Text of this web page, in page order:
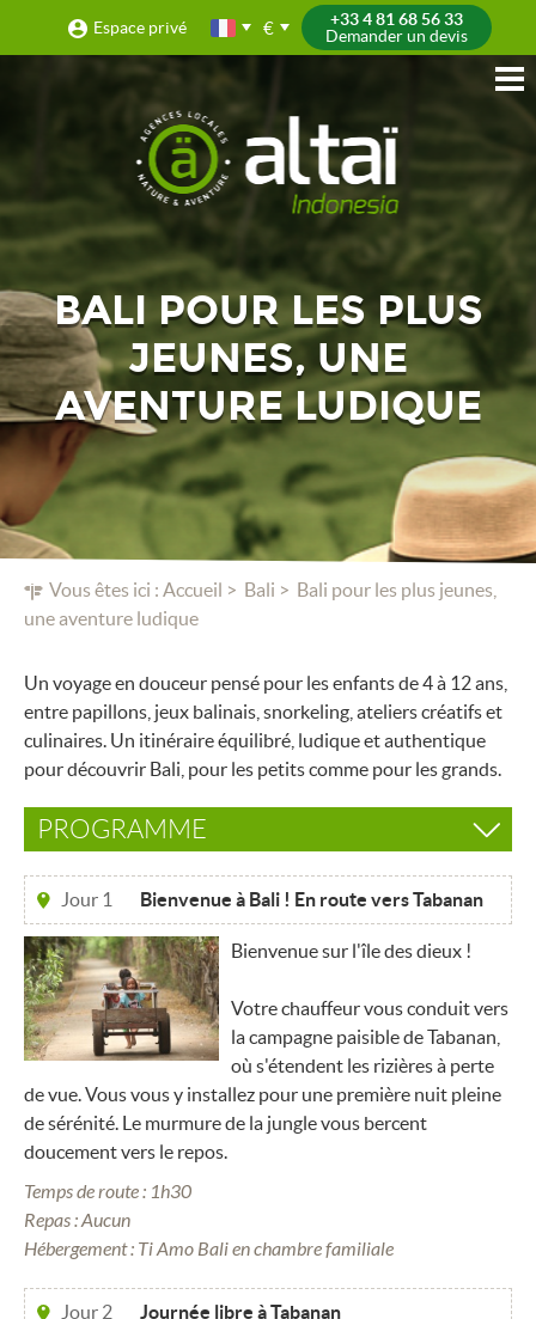
Espace privé €
+33 4 81 68 56 33
Demander un devis
Vous êtes ici : Accueil Bali
Bali pour les plus jeunes,
une aventure ludique
BALI POUR LES PLUS
JEUNES, UNE
AVENTURE LUDIQUE
Un voyage en douceur pensé pour les enfants de 4 à 12 ans,
entre papillons, jeux balinais, snorkeling, ateliers créatifs et
culinaires. Un itinéraire équilibré, ludique et authentique
pour découvrir Bali, pour les petits comme pour les grands.
PROGRAMME
Jour 1 Bienvenue à Bali ! En route vers Tabanan
Bienvenue sur l'île des dieux !
Votre chauffeur vous conduit vers
la campagne paisible de Tabanan,
où s'étendent les rizières à perte
de vue. Vous vous y installez pour une première nuit pleine
de sérénité. Le murmure de la jungle vous bercent
doucement vers le repos.
Temps de route : 1h30
Repas : Aucun
Hébergement : Ti Amo Bali en chambre familiale
Jour 2 Journée libre à Tabanan